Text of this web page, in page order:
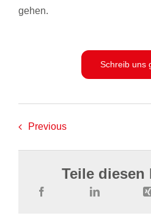
gehen.
Schreib uns
Previous
Teile diesen